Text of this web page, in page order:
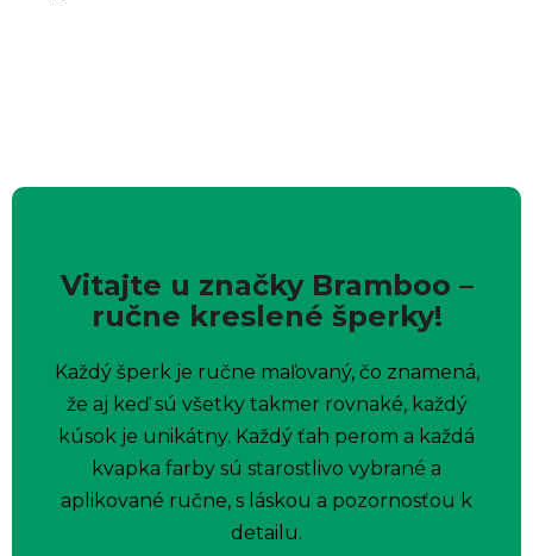
Vitajte u značky Bramboo –
ručne kreslené šperky!
Každý šperk je ručne maľovaný, čo znamená,
že aj keď sú všetky takmer rovnaké, každý
kúsok je unikátny. Každý ťah perom a každá
kvapka farby sú starostlivo vybrané a
aplikované ručne, s láskou a pozornosťou k
detailu.